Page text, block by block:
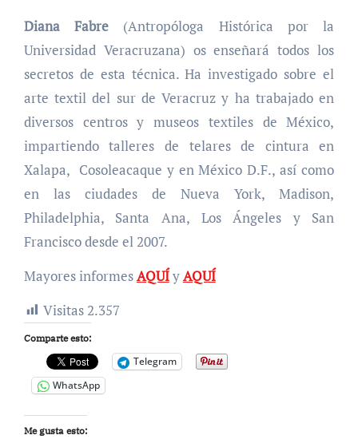
Diana Fabre (Antropóloga Histórica por la
Universidad Veracruzana) os enseñará todos los
secretos de esta técnica. Ha investigado sobre el
arte textil del sur de Veracruz y ha trabajado en
diversos centros y museos textiles de México,
impartiendo talleres de telares de cintura en
Xalapa, Cosoleacaque y en México D.F., así como
en las ciudades de Nueva York, Madison,
Philadelphia, Santa Ana, Los Ángeles y San
Francisco desde el 2007.
Mayores informesAQUÍyAQUÍ
Visitas 2.357
Comparte esto:
Telegram
WhatsApp
Me gusta esto: